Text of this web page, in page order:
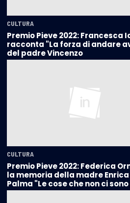
CULTURA
Premio Pieve 2022: Francesca
racconta "La forza di andare
del padre Vincenzo
CULTURA
Premio Pieve 2022: Federica
la memoria della madre Enrica
Palma "Le cose che non ci